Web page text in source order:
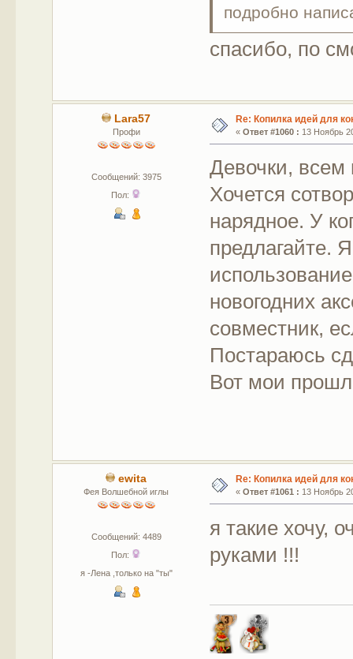
подробно
спасибо, по
Lara57
Профи
Сообщений: 3975
Пол:
Re: Копилка идей для
« Ответ #1060 : 13 Ноябрь
Девочки, всем
Хочется
нарядное. У
предлагайте.
новогодних
совместник,
Постараюсь
Вот мои
ewita
Фея Волшебной иглы
Сообщений: 4489
Пол:
я -Лена ,только на "ты"
Re: Копилка идей для
« Ответ #1061 : 13 Ноябрь
я такие хочу,
руками !!!